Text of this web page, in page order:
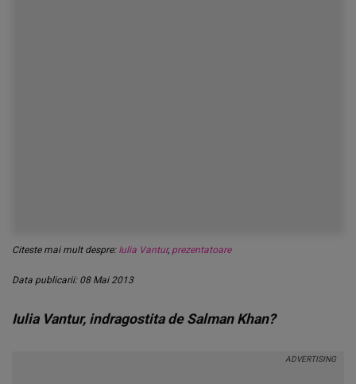
Citeste mai mult despre: Iulia Vantur, prezentatoare
Data publicarii: 08 Mai 2013
Iulia Vantur, indragostita de Salman Khan?